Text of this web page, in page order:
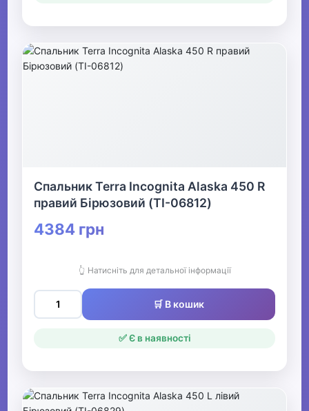
Спальник Terra Incognita Alaska 450 R
правий Бірюзовий (TI-06812)
4384 грн
👆 Натисніть для детальної інформації
🛒 В кошик
✅ Є в наявності